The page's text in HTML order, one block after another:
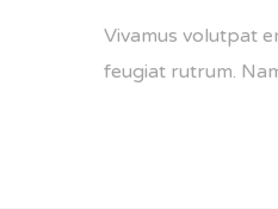
Vivamus volutpat
feugiat rutrum.